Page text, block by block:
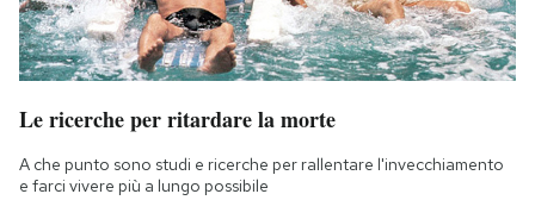
Le ricerche per ritardare la morte
A che punto sono studi e ricerche per rallentare l'invecchiamento
e farci vivere più a lungo possibile